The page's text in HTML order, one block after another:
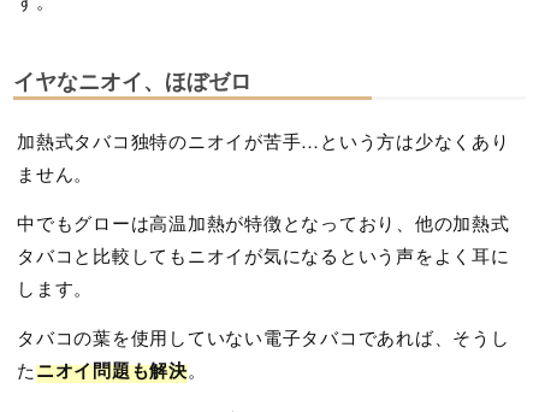
イヤなニオイ、ほぼゼロ
加熱式タバコ独特のニオイが苦手…という方は少なくあり
ません。
中でもグローは高温加熱が特徴となっており、他の加熱式
タバコと比較してもニオイが気になるという声をよく耳に
します。
タバコの葉を使用していない電子タバコであれば、そうし
たニオイ問題も解決。